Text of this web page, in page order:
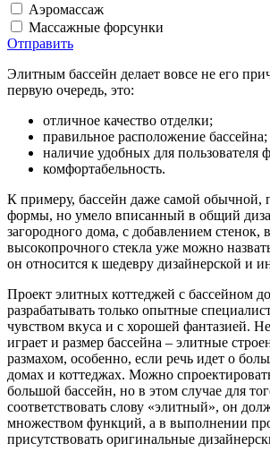
Аэромассаж
Массажные форсунки
Отправить
Элитным бассейн делает вовсе не его
первую очередь, это:
отличное качество отделки;
правильное расположение бассейна;
наличие удобных для пользователя
комфортабельность.
К примеру, бассейн даже самой обычной,
формы, но умело вписанный в общий
загородного дома, с добавлением
высокопрочного стекла уже можно
он относится к шедевру дизайнерской и
Проект элитных коттеджей с бассейном
разрабатывать только опытные
чувством вкуса и с хорошей фантазией.
играет и размер бассейна – элитные
размахом, особенно, если речь идет о
домах и коттеджах. Можно
большой бассейн, но в этом случае для
соответствовать слову «элитный», он
множеством функций, а в выполнении
присутствовать оригинальные